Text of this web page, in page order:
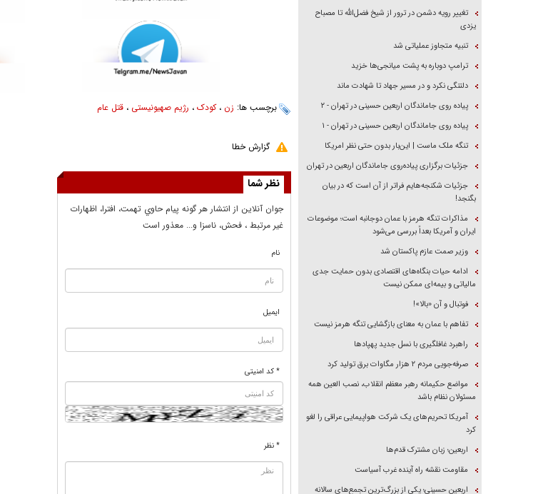
برچسب ها: زن ،کودک، رژیم صهیونیستی ، قتل عام
گزارش خطا
نظر شما
جوان آنلاين از انتشار هر گونه پيام حاوي تهمت، افترا، اظهارات
غير مرتبط ، فحش، ناسزا و... معذور است
نام
ایمیل
* کد امنیتی
* نظر
تغییر رویه دشمن در ترور از شیخ فضل‌الله تا مصباح
یزدی
تنبیه متجاوز عملیاتی شد
ترامپ دوباره به پشت میانجی‌ها خزید
دلتنگی نکرد و در مسیر جهاد تا شهادت ماند
پیاده روی جاماندگان اربعین حسینی در تهران - ۲
پیاده روی جاماندگان اربعین حسینی در تهران - ۱
تنگه ملک ماست | این‌بار بدون حتی نظر امریکا
جزئیات برگزاری پیاده‌روی جاماندگان اربعین در تهران
جزئیات شکنجه‌هایم فراتر از آن است که در بیان
بگنجد!
مذاکرات تنگه هرمز با عمان دوجانبه است؛ موضوعات
ایران و آمریکا بعداً بررسی می‌شود
وزیر صمت عازم پاکستان شد
ادامه حیات بنگاه‌های اقتصادی بدون حمایت جدی
مالیاتی و بیمه‌ای ممکن نیست
فوتبال و آن «بالا»!
تفاهم با عمان به معنای بازگشایی تنگه هرمز نیست
راهبرد غافلگیری با نسل جدید پهپاد‌ها
صرفه‌جویی مردم ۲ هزار مگاوات برق تولید کرد
مواضع حکیمانه رهبر معظم انقلاب، نصب العین همه
مسئولان نظام باشد
آمریکا تحریم‌های یک شرکت هواپیمایی عراقی را لغو
کرد
اربعین؛ زبان مشترک قدم‌ها
مقاومت نقشه راه آینده غرب آسیاست
اربعین حسینی؛ یکی از بزرگ‌ترین تجمع‌های سالانه